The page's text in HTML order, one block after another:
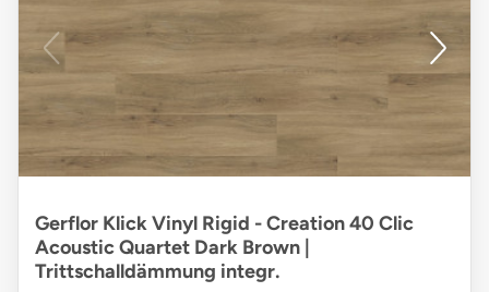
Gerflor Klick Vinyl Rigid - Creation 40 Clic
Acoustic Quartet Dark Brown |
Trittschalldämmung integr.